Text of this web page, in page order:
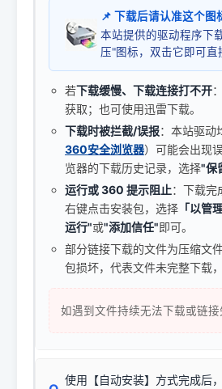
📌 下载后请认准这个图
本站提供的驱动程序下
压"图标，双击它即可直
若下载缓慢、下载连接打不开
获取；也可使用迅雷下载。
下载时被拦截/误报：本站驱动
360安全浏览器）可能会出现
览器的下载历史记录，选择"保
运行或 360 提示阻止：下载完
右键点击安装包，选择 「以管
运行"或"添加信任"即可。
部分链接下载的文件为压缩文
包损坏，代表文件未完整下载
如遇到文件持续无法下载或链接
使用【自动安装】方式完成后